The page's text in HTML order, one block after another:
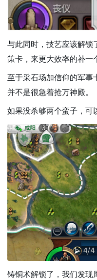
与此同时，技艺应该解锁
策卡，来更大效率的补一
至于采石场加信仰的军事
并不是很急着抢万神殿。
如果没杀够两个蛮子，可
铸铜术解锁了，我们发现